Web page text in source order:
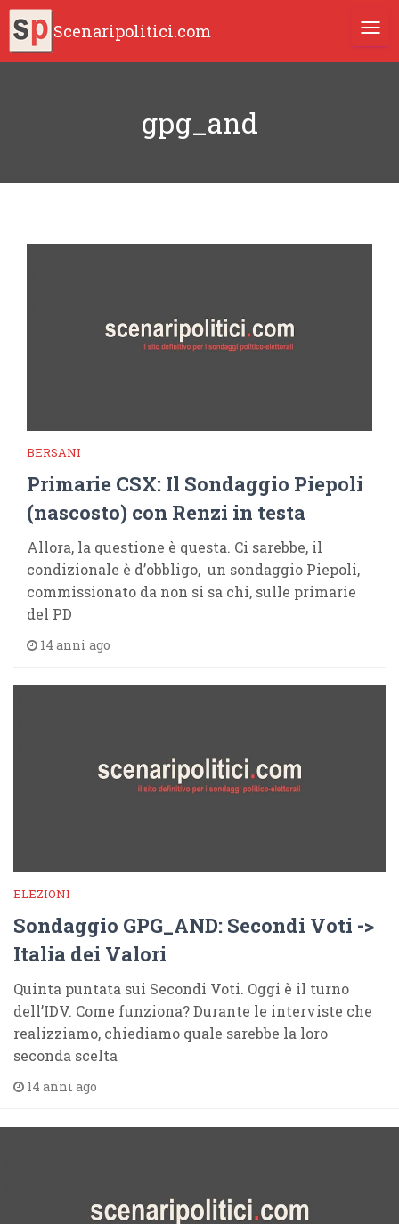
Scenaripolitici.com
gpg_and
BERSANI
Primarie CSX: Il Sondaggio Piepoli
(nascosto) con Renzi in testa
Allora, la questione è questa. Ci sarebbe, il
condizionale è d’obbligo, un sondaggio Piepoli,
commissionato da non si sa chi, sulle primarie
del PD
14 anni ago
ELEZIONI
Sondaggio GPG_AND: Secondi Voti ->
Italia dei Valori
Quinta puntata sui Secondi Voti. Oggi è il turno
dell’IDV. Come funziona? Durante le interviste che
realizziamo, chiediamo quale sarebbe la loro
seconda scelta
14 anni ago